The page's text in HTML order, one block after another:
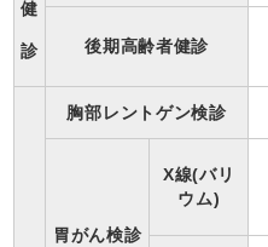
健
診 後期高齢者健診
胸部レントゲン検診
胃がん検診
X線(バリ
ウム)